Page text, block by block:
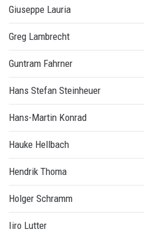
Giuseppe Lauria
Greg Lambrecht
Guntram Fahrner
Hans Stefan Steinheuer
Hans-Martin Konrad
Hauke Hellbach
Hendrik Thoma
Holger Schramm
Iiro Lutter